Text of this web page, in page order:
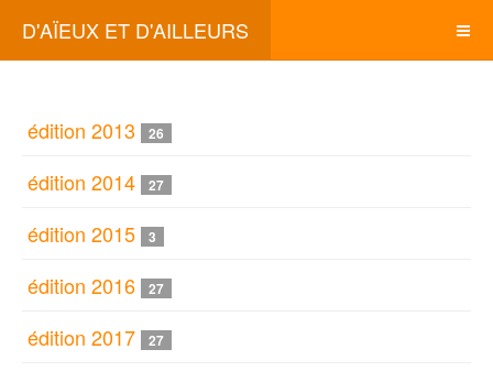
D'AÏEUX ET D'AILLEURS
édition 2013 26
édition 2014 27
édition 2015 3
édition 2016 27
édition 2017 27